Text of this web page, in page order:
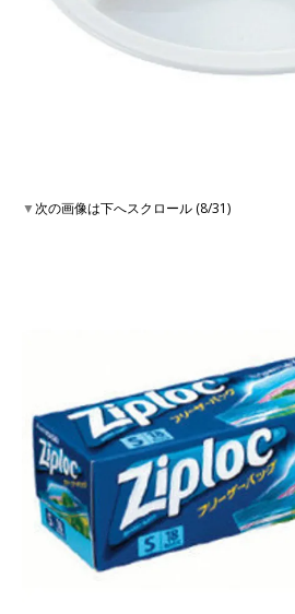
▼次の画像は下へスクロール (8/31)